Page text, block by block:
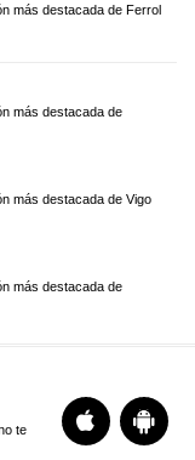
más destacada de Ferrol
más destacada de
más destacada de Vigo
más destacada de
te